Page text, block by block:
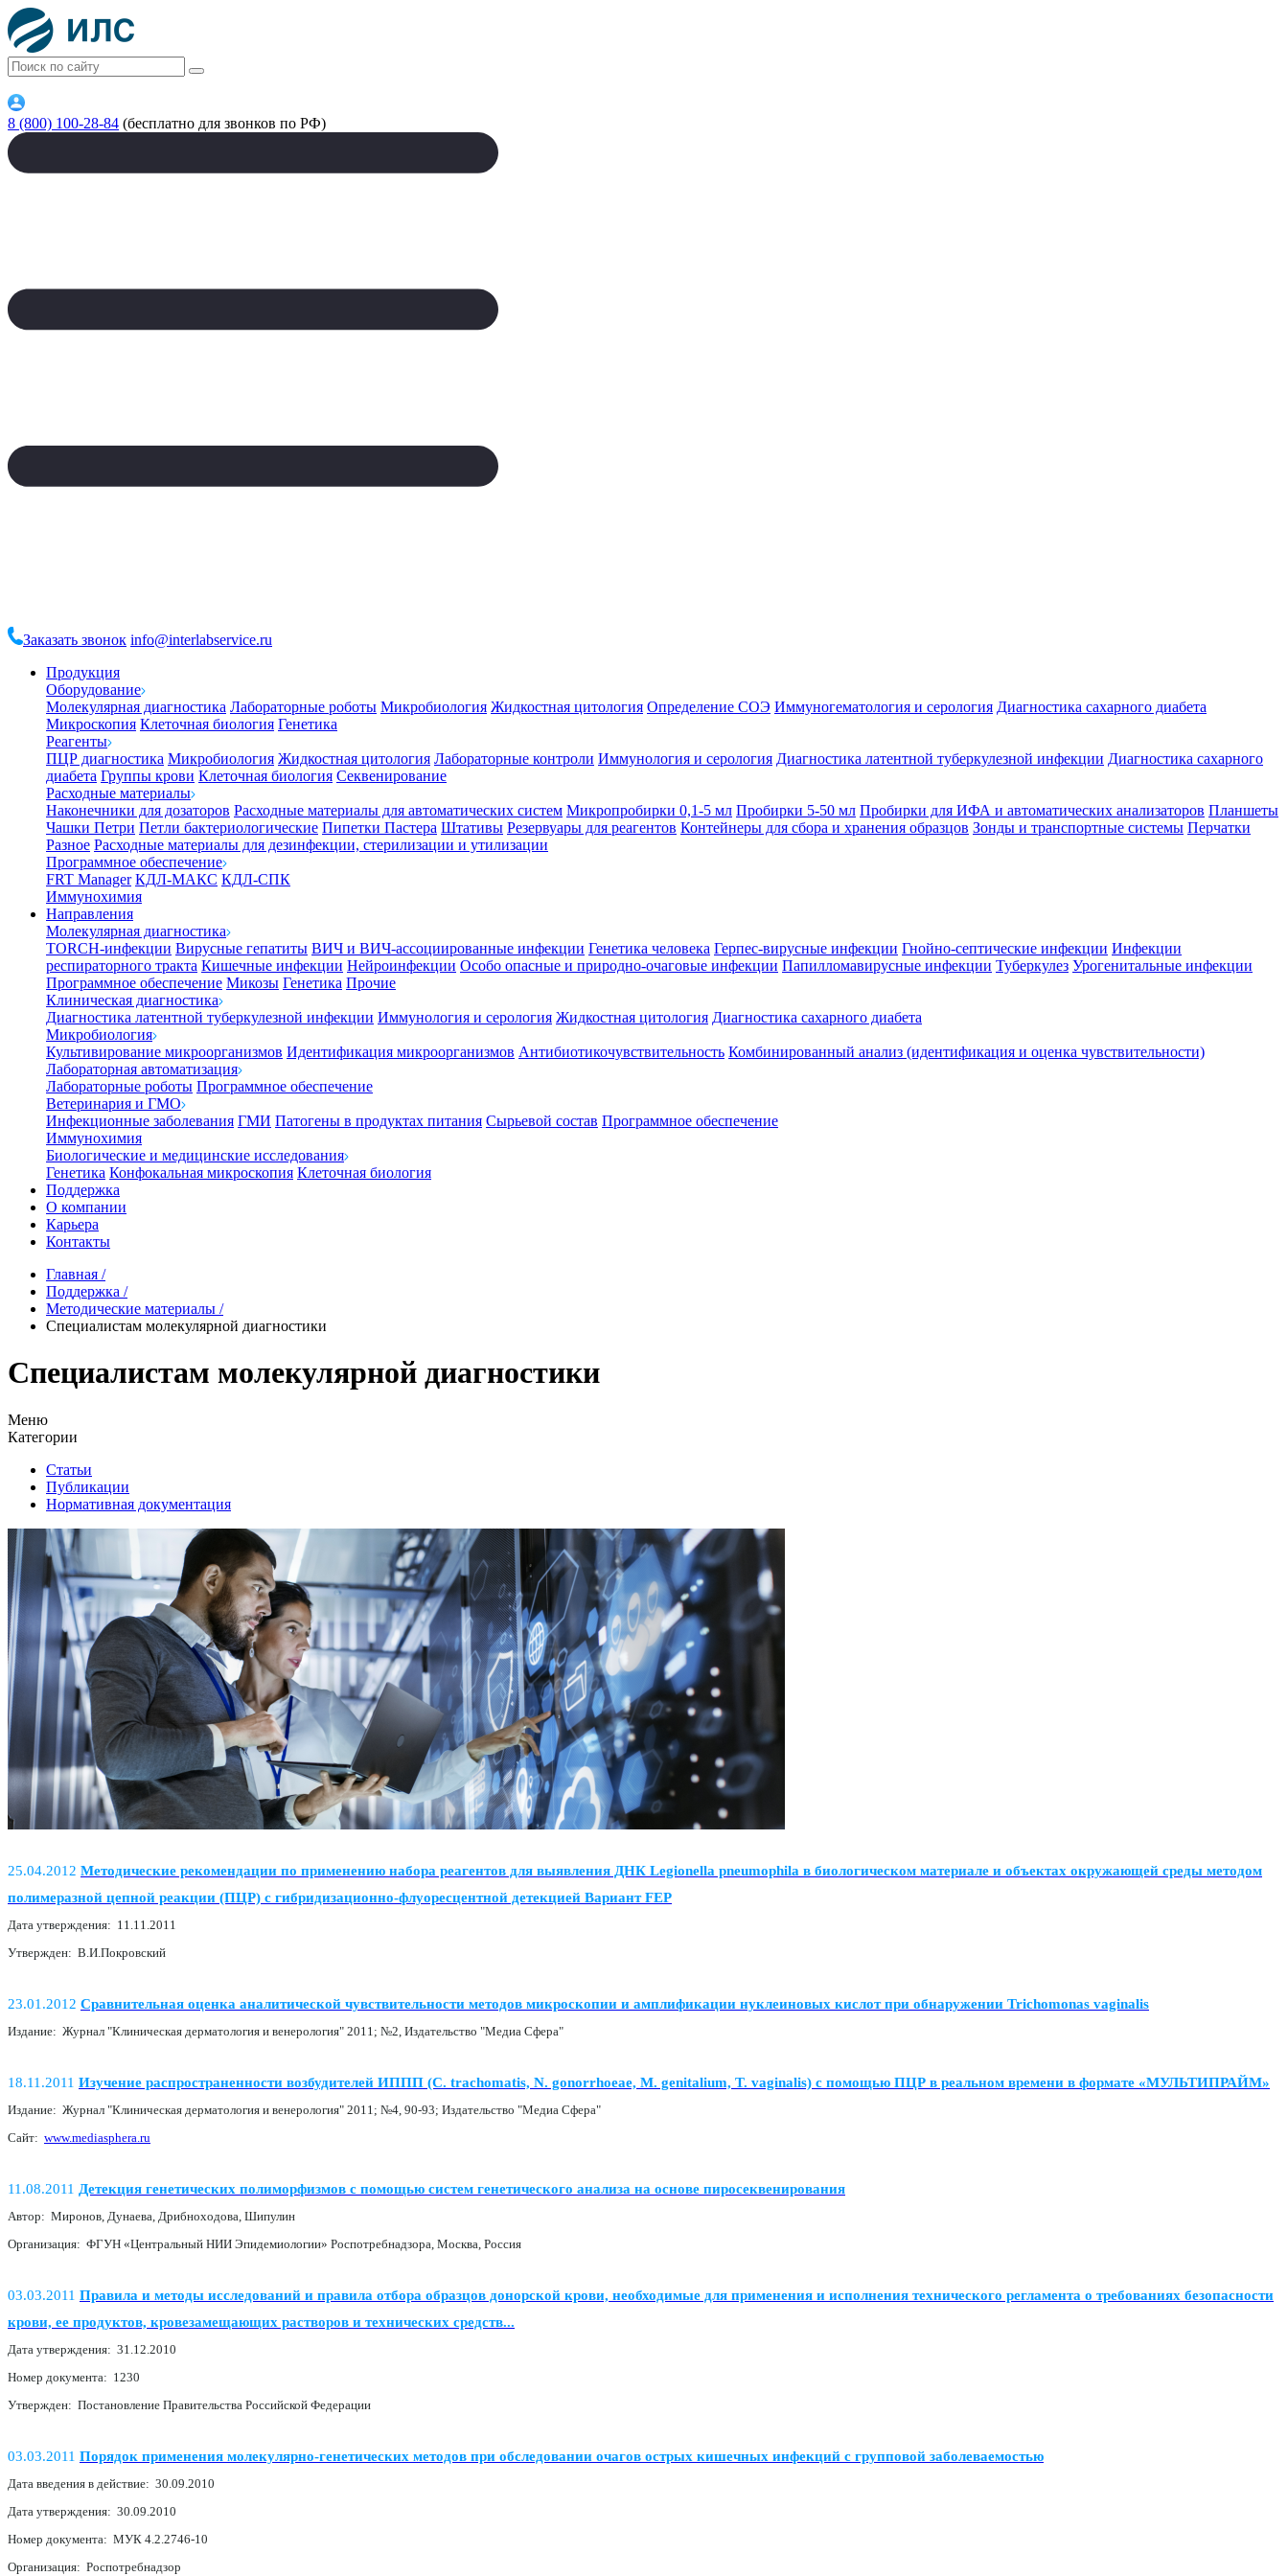
8 (800) 100-28-84 (бесплатно для звонков по РФ)
Заказать звонок info@interlabservice.ru
Продукция
Оборудование
Молекулярная диагностика Лабораторные роботы Микробиология Жидкостная цитология Определение СОЭ Иммуногематология и серология Диагностика сахарного диабета
Микроскопия Клеточная биология Генетика
Реагенты
ПЦР диагностика Микробиология Жидкостная цитология Лабораторные контроли Иммунология и серология Диагностика латентной туберкулезной инфекции Диагностика сахарного
диабета Группы крови Клеточная биология Секвенирование
Расходные материалы
Наконечники для дозаторов Расходные материалы для автоматических систем Микропробирки 0,1-5 мл Пробирки 5-50 мл Пробирки для ИФА и автоматических анализаторов Планшеты
Чашки Петри Петли бактериологические Пипетки Пастера Штативы Резервуары для реагентов Контейнеры для сбора и хранения образцов Зонды и транспортные системы Перчатки
Разное Расходные материалы для дезинфекции, стерилизации и утилизации
Программное обеспечение
FRT Manager КДЛ-МАКС КДЛ-СПК
Иммунохимия
Направления
Молекулярная диагностика
TORCH-инфекции Вирусные гепатиты ВИЧ и ВИЧ-ассоциированные инфекции Генетика человека Герпес-вирусные инфекции Гнойно-септические инфекции Инфекции
респираторного тракта Кишечные инфекции Нейроинфекции Особо опасные и природно-очаговые инфекции Папилломавирусные инфекции Туберкулез Урогенитальные инфекции
Программное обеспечение Микозы Генетика Прочие
Клиническая диагностика
Диагностика латентной туберкулезной инфекции Иммунология и серология Жидкостная цитология Диагностика сахарного диабета
Микробиология
Культивирование микроорганизмов Идентификация микроорганизмов Антибиотикочувствительность Комбинированный анализ (идентификация и оценка чувствительности)
Лабораторная автоматизация
Лабораторные роботы Программное обеспечение
Ветеринария и ГМО
Инфекционные заболевания ГМИ Патогены в продуктах питания Сырьевой состав Программное обеспечение
Иммунохимия
Биологические и медицинские исследования
Генетика Конфокальная микроскопия Клеточная биология
Поддержка
О компании
Карьера
Контакты
Главная /
Поддержка /
Методические материалы /
Специалистам молекулярной диагностики
Специалистам молекулярной диагностики
Меню
Категории
Статьи
Публикации
Нормативная документация
25.04.2012 Методические рекомендации по применению набора реагентов для выявления ДНК Legionella pneumophila в биологическом материале и объектах окружающей среды методом
полимеразной цепной реакции (ПЦР) с гибридизационно-флуоресцентной детекцией Вариант FEP
Дата утверждения: 11.11.2011
Утвержден: В.И.Покровский
23.01.2012 Сравнительная оценка аналитической чувствительности методов микроскопии и амплификации нуклеиновых кислот при обнаружении Trichomonas vaginalis
Издание: Журнал "Клиническая дерматология и венерология" 2011; №2, Издательство "Медиа Сфера"
18.11.2011 Изучение распространенности возбудителей ИППП (C. trachomatis, N. gonorrhoeae, М. genitalium, T. vaginalis) с помощью ПЦР в реальном времени в формате «МУЛЬТИПРАЙМ»
Издание: Журнал "Клиническая дерматология и венерология" 2011; №4, 90-93; Издательство "Медиа Сфера"
Сайт: www.mediasphera.ru
11.08.2011 Детекция генетических полиморфизмов с помощью систем генетического анализа на основе пиросеквенирования
Автор: Миронов, Дунаева, Дрибноходова, Шипулин
Организация: ФГУН «Центральный НИИ Эпидемиологии» Роспотребнадзора, Москва, Россия
03.03.2011 Правила и методы исследований и правила отбора образцов донорской крови, необходимые для применения и исполнения технического регламента о требованиях безопасности
крови, ее продуктов, кровезамещающих растворов и технических средств...
Дата утверждения: 31.12.2010
Номер документа: 1230
Утвержден: Постановление Правительства Российской Федерации
03.03.2011 Порядок применения молекулярно-генетических методов при обследовании очагов острых кишечных инфекций с групповой заболеваемостью
Дата введения в действие: 30.09.2010
Дата утверждения: 30.09.2010
Номер документа: МУК 4.2.2746-10
Организация: Роспотребнадзор